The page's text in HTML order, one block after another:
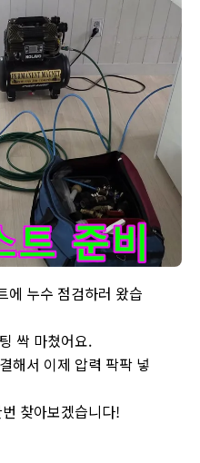
에 누수 점검하러 왔습
싹 마쳤어요.
해서 이제 압력 팍팍 넣
찾아보겠습니다!